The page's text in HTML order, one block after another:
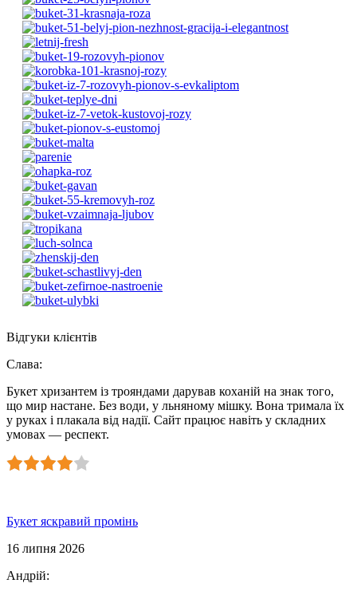
Відгуки клієнтів
Слава:
Букет хризантем із трояндами дарував коханій на знак того,
що мир настане. Без води, у льняному мішку. Вона тримала їх
у руках і плакала від надії. Сайт працює навіть у складних
умовах — респект.
Букет яскравий промінь
16 липня 2026
Андрій: